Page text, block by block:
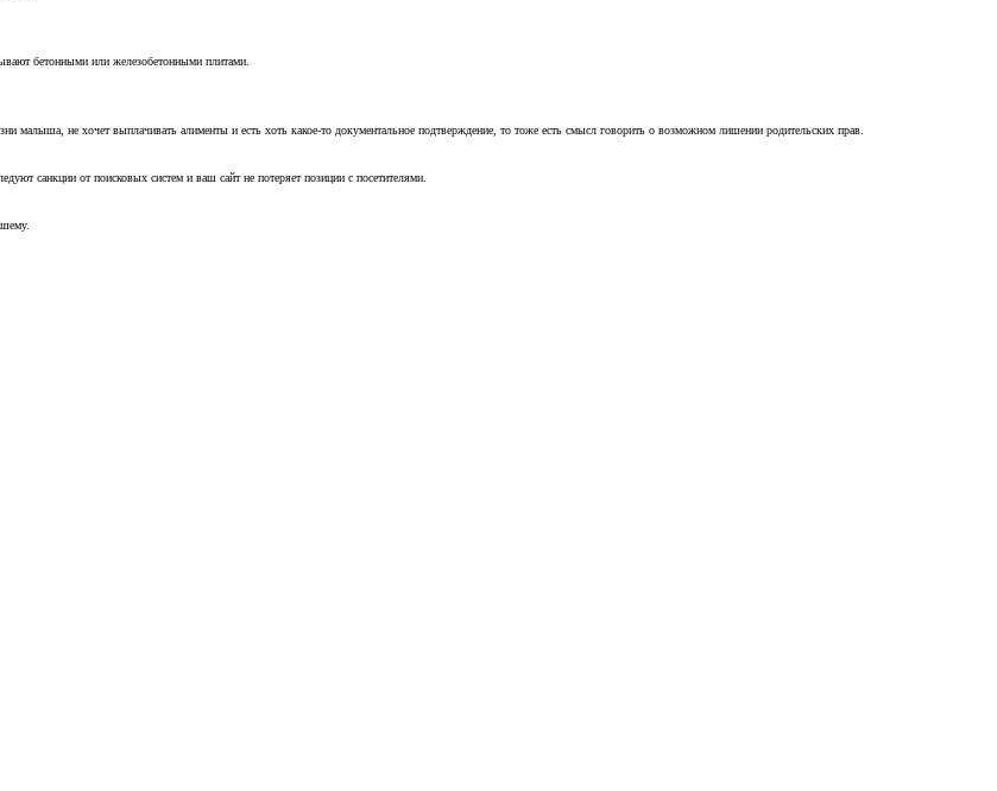
бетонными или железобетонными плитами.
малыша, не хочет выплачивать алименты и есть хоть какое-то документальное подтверждение, то тоже есть смысл говорить о возможном лишении родительских прав.
санкции от поисковых систем и ваш сайт не потеряет позиции с посетителями.